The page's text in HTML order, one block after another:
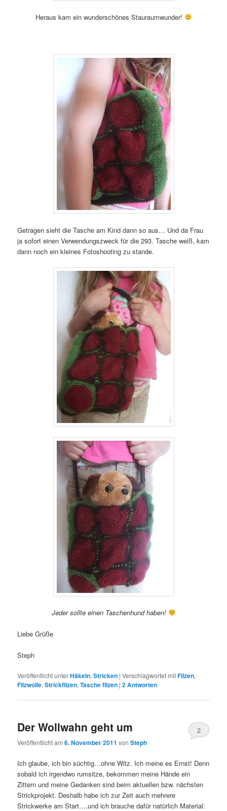
Heraus kam ein wunderschönes Stauraumwunder!
Getragen sieht die Tasche am Kind dann so aus… Und da Frau
ja sofort einen Verwendungszweck für die 293. Tasche weiß, kam
dann noch ein kleines Fotoshooting zu stande.
Jeder sollte einen Taschenhund haben!
Liebe Grüße
Steph
Veröffentlicht unterHäkeln,Stricken |Verschlagwortet mitFilzen,
Filzwolle,Strickfilzen,Tasche filzen |2Antworten
Der Wollwahn geht um
Veröffentlicht am6. November 2011 vonSteph
2
Ich glaube, ich bin süchtig…ohne Witz. Ich meine es Ernst! Denn
sobald ich irgendwo rumsitze, bekommen meine Hände ein
Zittern und meine Gedanken sind beim aktuellen bzw. nächsten
Strickprojekt. Deshalb habe ich zur Zeit auch mehrere
Strickwerke am Start….und ich brauche dafür natürlich Material: